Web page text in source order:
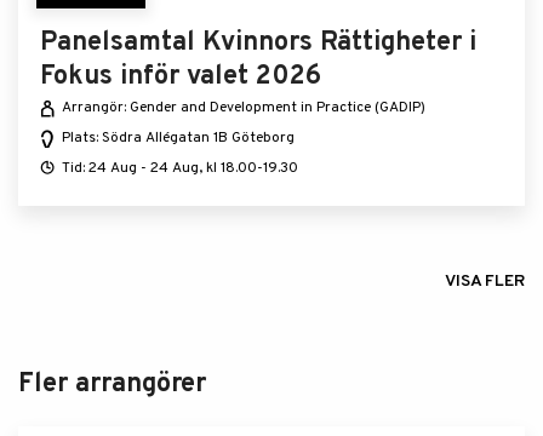
Panelsamtal Kvinnors Rättigheter i
Fokus inför valet 2026
Arrangör: Gender and Development in Practice (GADIP)
Plats: Södra Allégatan 1B Göteborg
Tid: 24 Aug - 24 Aug, kl 18.00-19.30
VISA FLER
Fler arrangörer